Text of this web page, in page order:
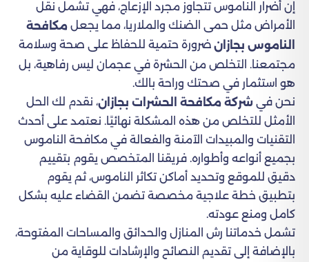
إن أضرار الناموس تتجاوز مجرد الإزعاج، فهي تشمل نقل
الأمراض مثل حمى الضنك والملاريا، مما يجعل مكافحة
الناموس بجازان ضرورة حتمية للحفاظ على صحة وسلامة
مجتمعنا. التخلص من الحشرة في عجمان ليس رفاهية، بل
هو استثمار في صحتك وراحة بالك.
نحن في شركة مكافحة الحشرات بجازان، نقدم لك الحل
الأمثل للتخلص من هذه المشكلة نهائيًا. نعتمد على أحدث
التقنيات والمبيدات الآمنة والفعالة في مكافحة الناموس
بجميع أنواعه وأطواره. فريقنا المتخصص يقوم بتقييم
دقيق للموقع وتحديد أماكن تكاثر الناموس، ثم يقوم
بتطبيق خطة علاجية مخصصة تضمن القضاء عليه بشكل
كامل ومنع عودته.
تشمل خدماتنا رش المنازل والحدائق والمساحات المفتوحة،
بالإضافة إلى تقديم النصائح والإرشادات للوقاية من